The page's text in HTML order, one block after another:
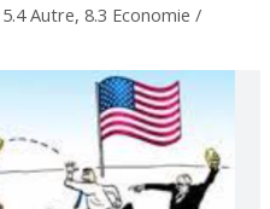
5.4 Autre, 8.3 Economie /